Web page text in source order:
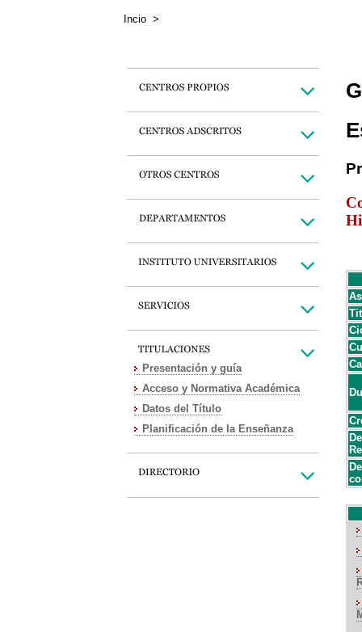
Incio >
Presentación y guía
Acceso y Normativa Académica
Datos del Título
Planificación de la Enseñanza